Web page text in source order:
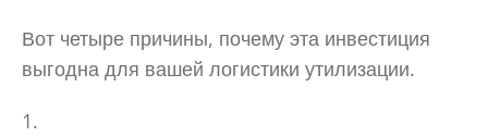
Вот четыре причины, почему эта инвестиция
выгодна для вашей логистики утилизации.